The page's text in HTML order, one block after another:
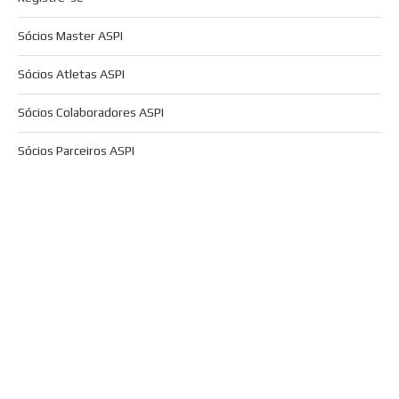
Sócios Master ASPI
Sócios Atletas ASPI
Sócios Colaboradores ASPI
Sócios Parceiros ASPI